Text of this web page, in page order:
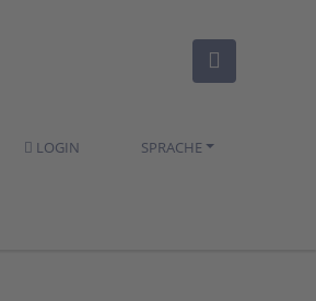
LOGIN SPRACHE